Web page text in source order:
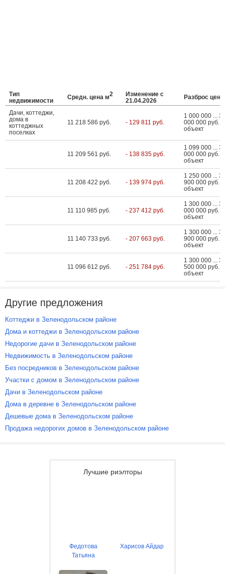
Тип
недвижимости
Средн. цена м2
Изменение с
21.04.2026
Разброс цен
Дачи, коттеджи,
дома в
коттеджных
поселках
11 218 586 руб. - 129 811 руб.
1 000 000 ...
000 000 руб.
объект
11 209 561 руб. - 138 835 руб.
1 099 000 ...
000 000 руб.
объект
11 208 422 руб. - 139 974 руб.
1 250 000 ...
900 000 руб.
объект
11 110 985 руб. - 237 412 руб.
1 300 000 ...
000 000 руб.
объект
11 140 733 руб. - 207 663 руб.
1 300 000 ...
900 000 руб.
объект
11 096 612 руб. - 251 784 руб.
1 300 000 ...
500 000 руб.
объект
Другие предложения
Коттеджи в Зеленодольском районе
Дома и коттеджи в Зеленодольском районе
Недорогие дачи в Зеленодольском районе
Недвижимость в Зеленодольском районе
Без посредников в Зеленодольском районе
Участки с домом в Зеленодольском районе
Дачи в Зеленодольском районе
Дома в деревне в Зеленодольском районе
Дешевые дома в Зеленодольском районе
Продажа недорогих домов в Зеленодольском районе
Лучшие риэлторы
Федотова
Татьяна
Харисов Айдар